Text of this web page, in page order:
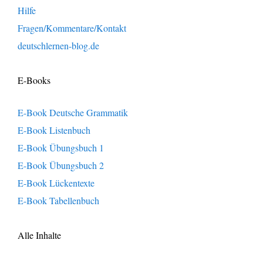
Hilfe
Fragen/Kommentare/Kontakt
deutschlernen-blog.de
E-Books
E-Book Deutsche Grammatik
E-Book Listenbuch
E-Book Übungsbuch 1
E-Book Übungsbuch 2
E-Book Lückentexte
E-Book Tabellenbuch
Alle Inhalte